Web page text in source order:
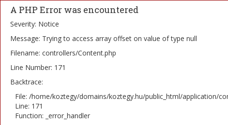
A PHP Error was encountered
Severity: Notice
Message: Trying to access array offset on value of type null
Filename: controllers/Content.php
Line Number: 171
Backtrace:
File: /home/koztegy/domains/koztegy.hu/public_html/application/
Line: 171
Function: _error_handler